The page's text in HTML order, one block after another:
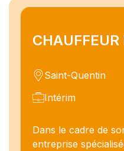
Saint-Quentin
Intérim
Dans le cadre de
entreprise